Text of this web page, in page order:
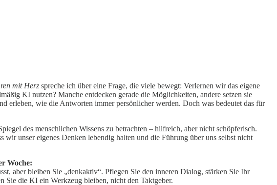
mit Herz spreche ich über eine Frage, die viele bewegt: Verlernen wir das eigene
KI nutzen? Manche entdecken gerade die Möglichkeiten, andere setzen sie
erleben, wie die Antworten immer persönlicher werden. Doch was bedeutet das für
des menschlichen Wissens zu betrachten – hilfreich, aber nicht schöpferisch.
wir unser eigenes Denken lebendig halten und die Führung über uns selbst nicht
Woche:
aber bleiben Sie „denkaktiv“. Pflegen Sie den inneren Dialog, stärken Sie Ihr
Sie die KI ein Werkzeug bleiben, nicht den Taktgeber.